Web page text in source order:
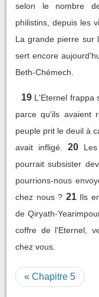
selon le nombre
philistins, depuis les
La grande pierre sur
sert encore
Beth-Chémech.
19 L'Eternel frappa
parce qu'ils avaient
peuple prit le deuil à
avait infligé.
20
pourrait subsister
pourrions-nous
chez nous ? 21 Ils
de Qiryath-
coffre de l'Eternel,
chez vous.
« Chapitre 5